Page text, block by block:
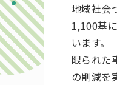
地域社会
1,100基
います。
限られた
の削減を